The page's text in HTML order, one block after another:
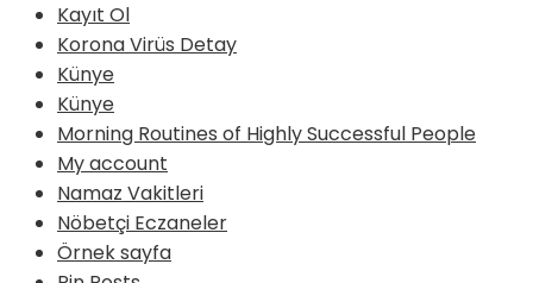
Kayıt Ol
Korona Virüs Detay
Künye
Künye
Morning Routines of Highly Successful People
My account
Namaz Vakitleri
Nöbetçi Eczaneler
Örnek sayfa